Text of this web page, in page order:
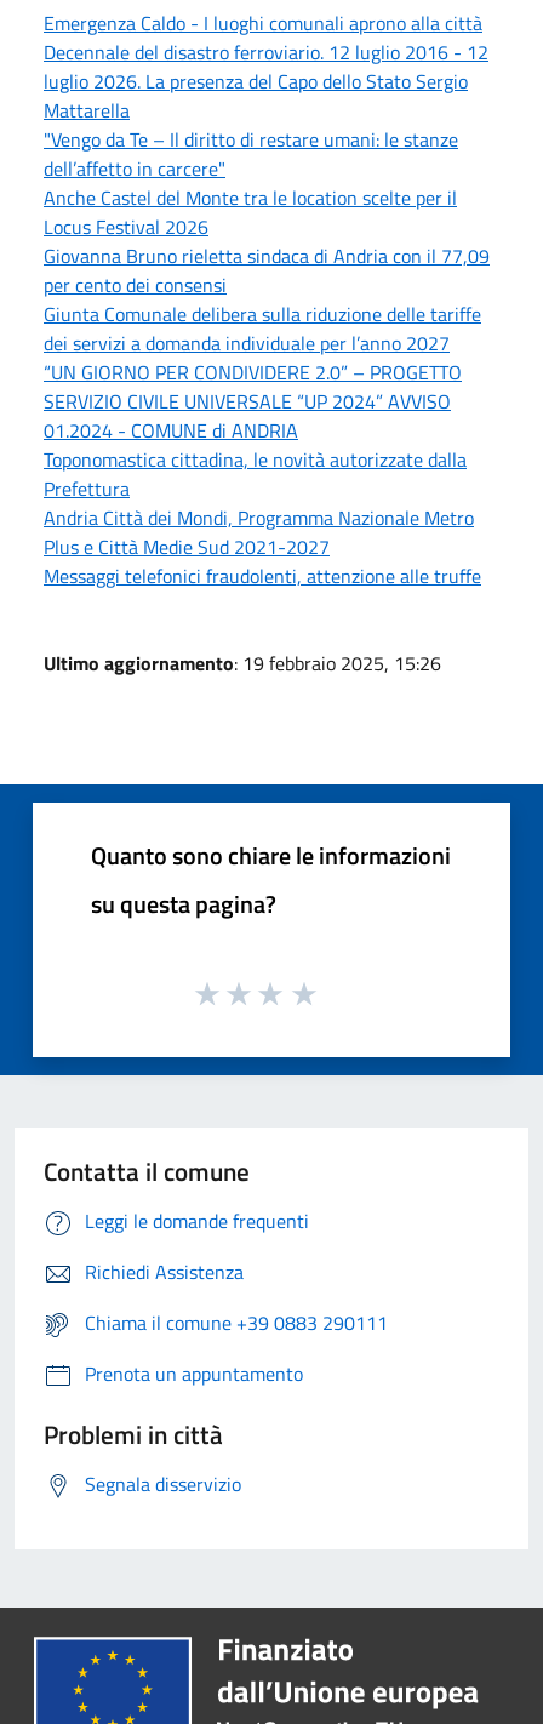
Emergenza Caldo - I luoghi comunali aprono alla città
Decennale del disastro ferroviario. 12 luglio 2016 - 12
luglio 2026. La presenza del Capo dello Stato Sergio
Mattarella
"Vengo da Te – Il diritto di restare umani: le stanze
dell’affetto in carcere"
Anche Castel del Monte tra le location scelte per il
Locus Festival 2026
Giovanna Bruno rieletta sindaca di Andria con il 77,09
per cento dei consensi
Giunta Comunale delibera sulla riduzione delle tariffe
dei servizi a domanda individuale per l’anno 2027
“UN GIORNO PER CONDIVIDERE 2.0” – PROGETTO
SERVIZIO CIVILE UNIVERSALE “UP 2024” AVVISO
01.2024 - COMUNE di ANDRIA
Toponomastica cittadina, le novità autorizzate dalla
Prefettura
Andria Città dei Mondi, Programma Nazionale Metro
Plus e Città Medie Sud 2021-2027
Messaggi telefonici fraudolenti, attenzione alle truffe
Ultimo aggiornamento: 19 febbraio 2025, 15:26
Quanto sono chiare le informazioni
su questa pagina?
Contatta il comune
Leggi le domande frequenti
Richiedi Assistenza
Chiama il comune +39 0883 290111
Prenota un appuntamento
Problemi in città
Segnala disservizio